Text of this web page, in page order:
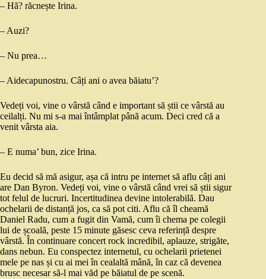
– Hă? răcnește Irina.
– Auzi?
– Nu prea…
– Aidecapunostru. Câți ani o avea băiatu’?
Vedeți voi, vine o vârstă când e important să știi ce vârstă au
ceilalți. Nu mi s-a mai întâmplat până acum. Deci cred că a
venit vârsta aia.
– E numa’ bun, zice Irina.
Eu decid să mă asigur, așa că intru pe internet să aflu câți ani
are Dan Byron. Vedeți voi, vine o vârstă când vrei să știi sigur
tot felul de lucruri. Incertitudinea devine intolerabilă. Dau
ochelarii de distanță jos, ca să pot citi. Aflu că îl cheamă
Daniel Radu, cum a fugit din Vamă, cum îi chema pe colegii
lui de școală, peste 15 minute găsesc ceva referință despre
vârstă. În continuare concert rock incredibil, aplauze, strigăte,
dans nebun. Eu conspectez internetul, cu ochelarii prietenei
mele pe nas și cu ai mei în cealaltă mână, în caz că devenea
brusc necesar să-l mai văd pe băiatul de pe scenă.